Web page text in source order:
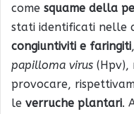
come squame della
stati identificati nelle
congiuntiviti e faringiti
papilloma virus (Hpv),
provocare,
le verruche plantari.